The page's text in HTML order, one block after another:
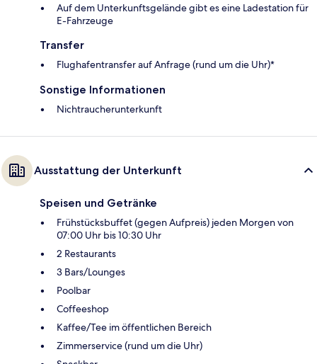
Auf dem Unterkunftsgelände gibt es eine Ladestation für
E-Fahrzeuge
Transfer
Flughafentransfer auf Anfrage (rund um die Uhr)*
Sonstige Informationen
Nichtraucherunterkunft
Ausstattung der Unterkunft
Speisen und Getränke
Frühstücksbuffet (gegen Aufpreis) jeden Morgen von
07:00 Uhr bis 10:30 Uhr
2 Restaurants
3 Bars/Lounges
Poolbar
Coffeeshop
Kaffee/Tee im öffentlichen Bereich
Zimmerservice (rund um die Uhr)